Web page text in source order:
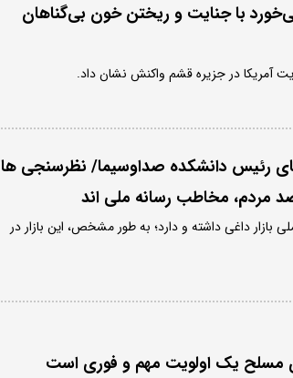
با جنایت و ریختن خون بی‌گناهان
آمریکا در جزیره قشم واکنش نشان داد.
رئیس دانشکده صداوسیما/ نظرسنجی ها
بازار داغی داشته و دارد؛ به طور مشخص، این بازار در
مسلح یک اولویت مهم و فوری است